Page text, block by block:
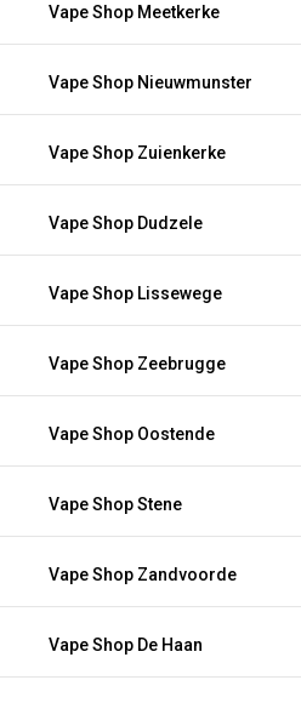
Vape Shop Meetkerke
Vape Shop Nieuwmunster
Vape Shop Zuienkerke
Vape Shop Dudzele
Vape Shop Lissewege
Vape Shop Zeebrugge
Vape Shop Oostende
Vape Shop Stene
Vape Shop Zandvoorde
Vape Shop De Haan